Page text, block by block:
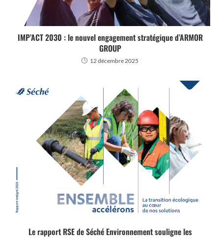
IMP’ACT 2030 : le nouvel engagement stratégique d’ARMOR
GROUP
12 décembre 2025
Le rapport RSE de Séché Environnement souligne les